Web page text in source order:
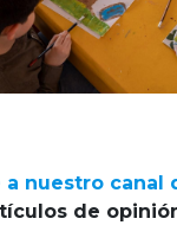
a nuestro canal
de